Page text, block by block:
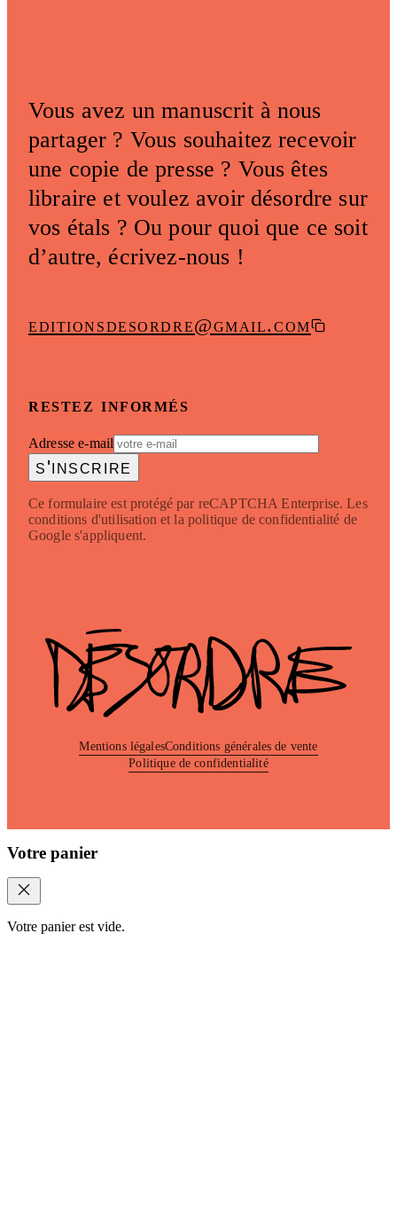
Vous avez un manuscrit à nous
partager ? Vous souhaitez recevoir
une copie de presse ? Vous êtes
libraire et voulez avoir désordre sur
vos étals ? Ou pour quoi que ce soit
d’autre, écrivez-nous !
editionsdesordre@gmail.com
restez informés
Adresse e-mail
s'inscrire
Ce formulaire est protégé par reCAPTCHA Enterprise. Les
conditions d'utilisation et la politique de confidentialité de
Google s'appliquent.
Mentions légalesConditions générales de vente
Politique de confidentialité
Votre panier
Votre panier est vide.